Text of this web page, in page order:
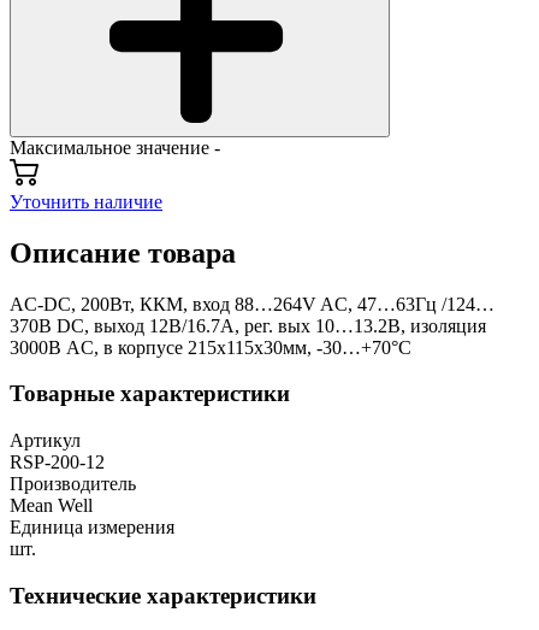
Максимальное значение -
Уточнить наличие
Описание товара
AC-DC, 200Вт, ККМ, вход 88…264V AC, 47…63Гц /124…
370В DC, выход 12В/16.7A, рег. вых 10…13.2В, изоляция
3000В AC, в корпусе 215х115х30мм, -30…+70°С
Товарные характеристики
Артикул
RSP-200-12
Производитель
Mean Well
Единица измерения
шт.
Технические характеристики